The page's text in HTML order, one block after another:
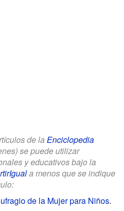
de la Enciclopedia
se puede utilizar
y educativos bajo la
a menos que se indique
de la Mujer para Niños.